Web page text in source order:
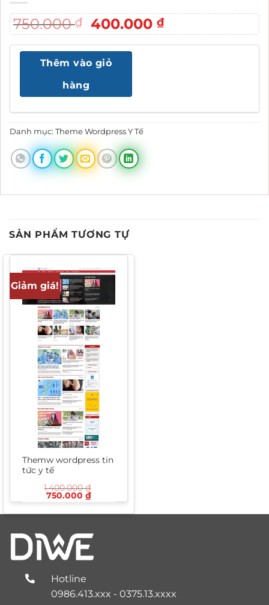
750.000₫
Giá
gốc
là:
750.000 ₫.
400.000₫Giá
hiện
Thêm vào giỏ
hàng
Danh mục: Theme Wordpress Y Tế
SẢN PHẨM TƯƠNG TỰ
Giảm giá!
Themw wordpress tin
tức y tế
1.400.000₫
Giá
gốc
750.000 ₫Giá
Hotline
0986.413.xxx - 0375.13.xxxx